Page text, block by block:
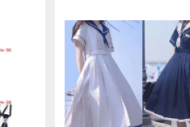
ル
ロメ